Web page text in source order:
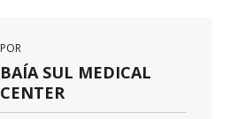
POR
BAÍA SUL MEDICAL
CENTER